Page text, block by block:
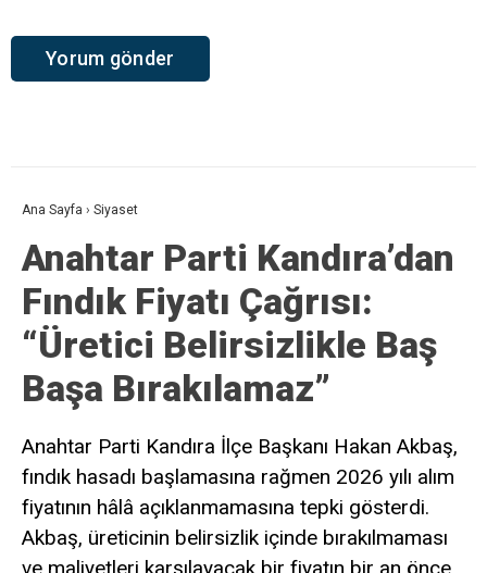
Ana Sayfa › Siyaset
Anahtar Parti Kandıra’dan
Fındık Fiyatı Çağrısı:
“Üretici Belirsizlikle Baş
Başa Bırakılamaz”
Anahtar Parti Kandıra İlçe Başkanı Hakan Akbaş,
fındık hasadı başlamasına rağmen 2026 yılı alım
fiyatının hâlâ açıklanmamasına tepki gösterdi.
Akbaş, üreticinin belirsizlik içinde bırakılmaması
ve maliyetleri karşılayacak bir fiyatın bir an önce